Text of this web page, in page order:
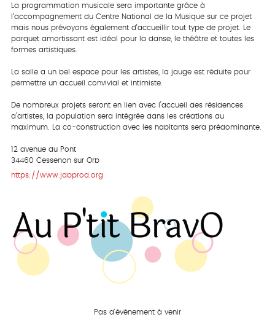
La programmation musicale sera importante grâce à
l’accompagnement du Centre National de la Musique sur ce projet
mais nous prévoyons également d’accueillir tout type de projet. Le
parquet amortissant est idéal pour la danse, le théâtre et toutes les
formes artistiques.
La salle a un bel espace pour les artistes, la jauge est réduite pour
permettre un accueil convivial et intimiste.
De nombreux projets seront en lien avec l’accueil des résidences
d’artistes, la population sera intégrée dans les créations au
maximum. La co-construction avec les habitants sera prédominante.
12 avenue du Pont
34460 Cessenon sur Orb
https://www.jdbprod.org
Pas d'évènement à venir